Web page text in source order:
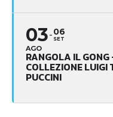
03
AGO
06
SET
RANGOLA IL
COLLEZIONE LUIGI
PUCCINI